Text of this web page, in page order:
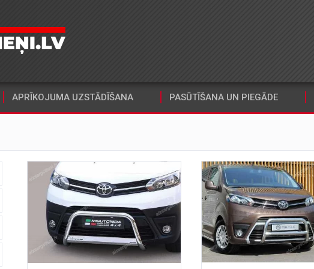
APRĪKOJUMA UZSTĀDĪŠANA PASŪTĪŠANA UN PIEGĀDE